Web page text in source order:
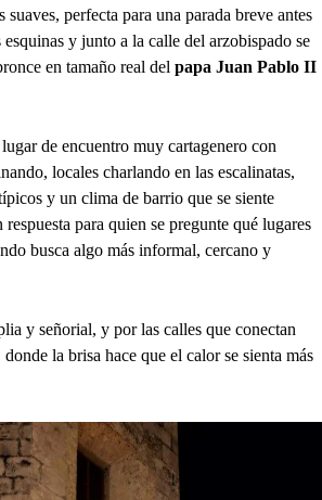
perfecta para una parada breve antes
esquinas y junto a la calle del arzobispado se
en tamaño real del papa Juan Pablo II
de encuentro muy cartagenero con
locales charlando en las escalinatas,
y un clima de barrio que se siente
para quien se pregunte qué lugares
busca algo más informal, cercano y
y señorial, y por las calles que conectan
la brisa hace que el calor se sienta más